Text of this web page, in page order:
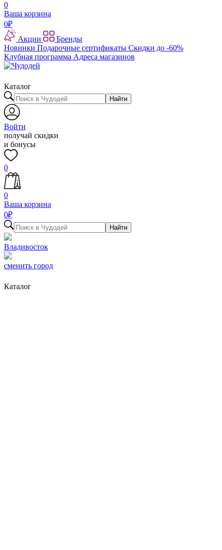
0
Ваша корзина
0₽
Акции
Бренды
Новинки Подарочные сертификаты Скидки до -60%
Клубная программа Адреса магазинов
Каталог
Найти
Войти
получай скидки
и бонусы
0
0
Ваша корзина
0₽
Найти
Владивосток
сменить город
Каталог